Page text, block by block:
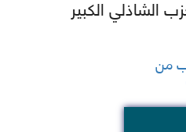
الشاذلي الكبير
من